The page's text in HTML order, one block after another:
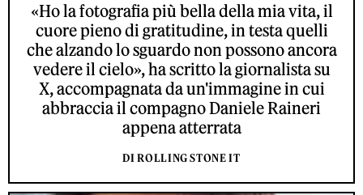
«Ho la fotografia più bella della mia vita, il
cuore pieno di gratitudine, in testa quelli
che alzando lo sguardo non possono ancora
vedere il cielo», ha scritto la giornalista su
X, accompagnata da un'immagine in cui
abbraccia il compagno Daniele Raineri
appena atterrata
DI ROLLING STONE IT